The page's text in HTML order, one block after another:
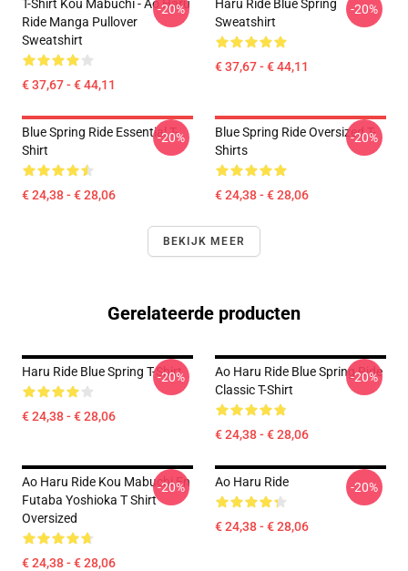
T-Shirt Kou Mabuchi - Ao Haru
Ride Manga Pullover
Sweatshirt
€ 37,67 - € 44,11
-20%
Haru Ride Blue Spring
Sweatshirt
€ 37,67 - € 44,11
-20%
Blue Spring Ride Essential T-
Shirt
€ 24,38 - € 28,06
-20%
Blue Spring Ride Oversized T-
Shirts
€ 24,38 - € 28,06
-20%
BEKIJK MEER
Gerelateerde producten
Haru Ride Blue Spring T-Shirt
€ 24,38 - € 28,06
-20%
Ao Haru Ride Blue Spring Ride
Classic T-Shirt
€ 24,38 - € 28,06
-20%
Ao Haru Ride Kou Mabuchi En
Futaba Yoshioka T Shirt
Oversized
€ 24,38 - € 28,06
-20% Ao Haru Ride
€ 24,38 - € 28,06
-20%